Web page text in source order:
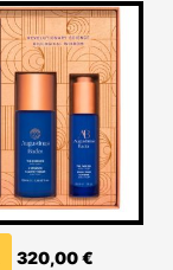
320,00€